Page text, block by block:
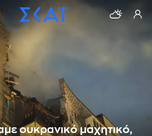
ουκρανικό μαχητικό,